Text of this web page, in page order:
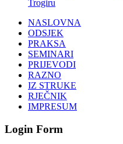
Trogiru
NASLOVNA
ODSJEK
PRAKSA
SEMINARI
PRIJEVODI
RAZNO
IZ STRUKE
RJEČNIK
IMPRESUM
Login Form